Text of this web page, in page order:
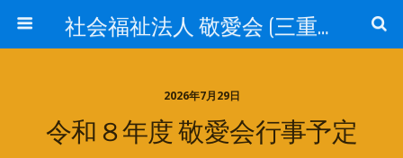
社会福祉法人 敬愛会 (三重県津市)
2026年7月29日
令和８年度 敬愛会行事予定